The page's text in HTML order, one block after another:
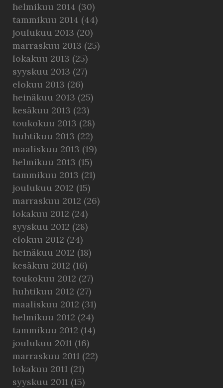
helmikuu 2014 (30)
tammikuu 2014 (44)
joulukuu 2013 (20)
marraskuu 2013 (25)
lokakuu 2013 (25)
syyskuu 2013 (27)
elokuu 2013 (26)
heinäkuu 2013 (25)
kesäkuu 2013 (23)
toukokuu 2013 (28)
huhtikuu 2013 (22)
maaliskuu 2013 (19)
helmikuu 2013 (15)
tammikuu 2013 (21)
joulukuu 2012 (15)
marraskuu 2012 (26)
lokakuu 2012 (24)
syyskuu 2012 (28)
elokuu 2012 (24)
heinäkuu 2012 (18)
kesäkuu 2012 (16)
toukokuu 2012 (27)
huhtikuu 2012 (27)
maaliskuu 2012 (31)
helmikuu 2012 (24)
tammikuu 2012 (14)
joulukuu 2011 (16)
marraskuu 2011 (22)
lokakuu 2011 (21)
syyskuu 2011 (15)